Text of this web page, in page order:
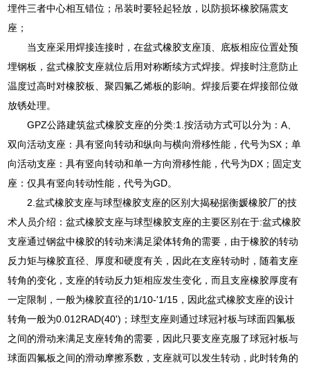
埋件三者中心相互错位；吊装时要轻起轻放，以防损坏橡胶隔震支
座；
当支座采用焊接连接时，在盆式橡胶支座顶、底板相应位置处预
埋钢板，盆式橡胶支座就位后用对称断续方式焊接。焊接时注意防止
温度过高时对橡胶板、聚四氟乙烯板的影响。焊接后要在焊接部位做
放锈处理。
GPZ公路建筑盆式橡胶支座的分类:1.按活动方式可以分为：A、
双向活动支座：具有竖向转动和纵向与横向滑移性能，代号为SX；单
向活动支座：具有竖向转动和单一方向滑移性能，代号为DX；固定支
座：仅具有竖向转动性能，代号为GD。
2.盆式橡胶支座与球型橡胶支座的区别大揭秘据衡媛橡胶厂的技
术人员介绍：盆式橡胶支座与球型橡胶支座的主要区别在于:盆式橡胶
支座通过钢盆中橡胶的转动来满足梁体转角的需要，由于橡胶的转动
反力矩与橡胶直径、厚度和硬度有关，因此在支座转动时，随着支座
转角的变化，支座的转动反力矩相应发生变化，而且支座橡胶厚度有
一定限制，一般为橡胶直径的1/10-'1/15，因此盆式橡胶支座的设计
转角一般为0.012RAD(40')；球型支座则通过球冠衬板与球面四氟板
之间的滑动来满足支座转角的需要，因此只要支座克服了球冠衬板与
球面四氟板之间的滑动摩擦系数，支座就可以发生转动，此时转角的